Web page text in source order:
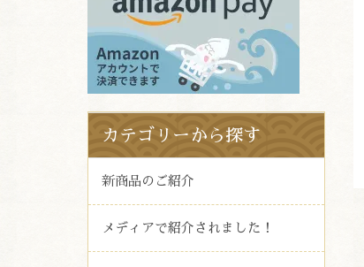
カテゴリーから探す
新商品のご紹介
メディアで紹介されました！